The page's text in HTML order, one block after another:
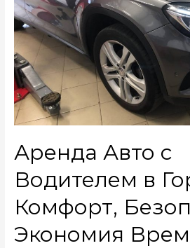
Аренда Авто с
Водителем в
Комфорт,
Экономия